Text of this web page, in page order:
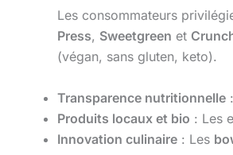
Les consommateurs
Press, Sweetgreen et
(végan, sans gluten, keto).
Transparence nutritionnelle
Produits locaux et bio : Les
Innovation culinaire : Les